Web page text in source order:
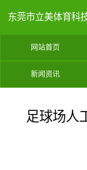
东莞市立美体育科
网站首页
新闻资讯
足球场人